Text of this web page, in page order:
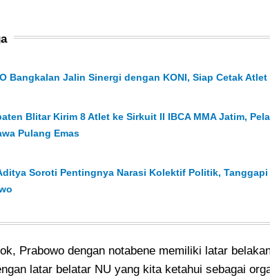
Bangkalan Jalin Sinergi dengan KONI, Siap Cetak
Blitar Kirim 8 Atlet ke Sirkuit II IBCA MMA Jatim,
Pulang Emas
Soroti Pentingnya Narasi Kolektif Politik, Tanggapi
Prabowo dengan notabene memiliki latar
latar belatar NU yang kita ketahui sebagai